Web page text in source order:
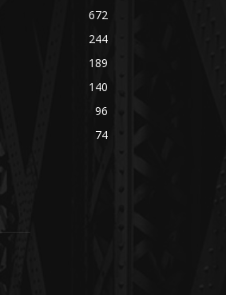
672
244
189
140
96
74